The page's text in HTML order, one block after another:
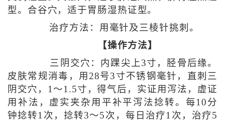
型。合谷穴，适于胃肠湿热证型。
治疗方法：用毫针及三棱针挑刺。
【操作方法】
三阴交穴：内踝尖上3寸，胫骨后缘。
皮肤常规消毒，用28号3寸不锈钢毫针，直刺三
阴交穴，1～1.5寸，得气后，实证用泻法，虚证
用补法，虚实夹杂用平补平泻法捻转。每10分
钟捻转1次，捻转3～5次，每日治疗1次，治疗5